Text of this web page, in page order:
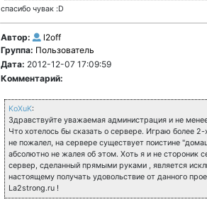
спасибо чувак :D
Автор:
l2off
Группа: Пользователь
Дата: 2012-12-07 17:09:59
Комментарий:
KoXuK:
Здравствуйте уважаемая администрация и не
Что хотелось бы сказать о сервере. Играю более
не пожалел, на сервере существует поистине
абсолютно не жалея об этом. Хоть я и не стороник
сервер, сделанный прямыми руками , является
настоящему получать удовольствие от данного
La2strong.ru !